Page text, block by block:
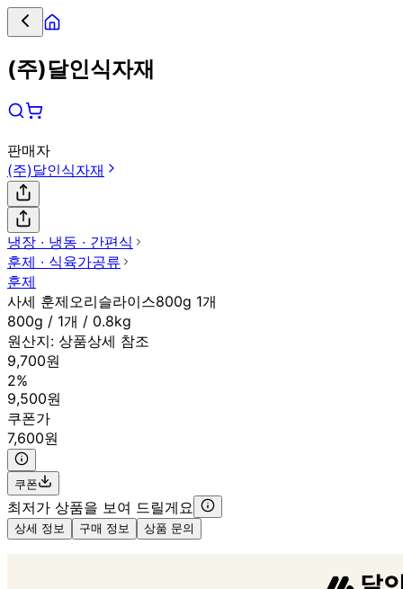
(주)달인식자재
판매자
(주)달인식자재
냉장 ∙ 냉동 ∙ 간편식
훈제 ∙ 식육가공류
훈제
사세 훈제오리슬라이스800g 1개
800g / 1개 / 0.8kg
원산지: 상품상세 참조
9,700원
2%
9,500원
쿠폰가
7,600원
쿠폰
최저가 상품을 보여 드릴게요
상세 정보 구매 정보 상품 문의